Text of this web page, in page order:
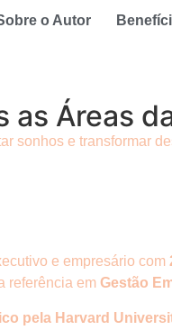
o Autor
as Áreas
sonhos e transformar
e empresário com
referência em Gestão
pela Harvard